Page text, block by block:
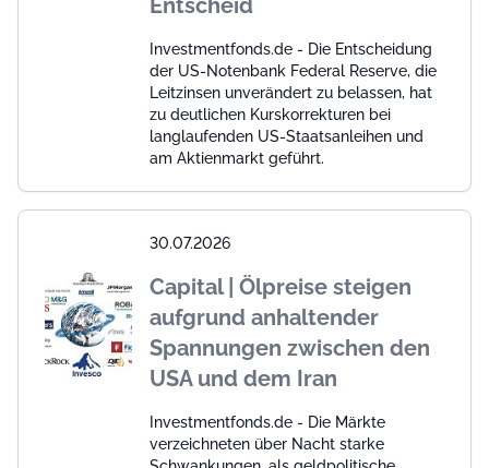
Entscheid
Investmentfonds.de - Die Entscheidung
der US-Notenbank Federal Reserve, die
Leitzinsen unverändert zu belassen, hat
zu deutlichen Kurskorrekturen bei
langlaufenden US-Staatsanleihen und
am Aktienmarkt geführt.
30.07.2026
Capital | Ölpreise steigen
aufgrund anhaltender
Spannungen zwischen den
USA und dem Iran
Investmentfonds.de - Die Märkte
verzeichneten über Nacht starke